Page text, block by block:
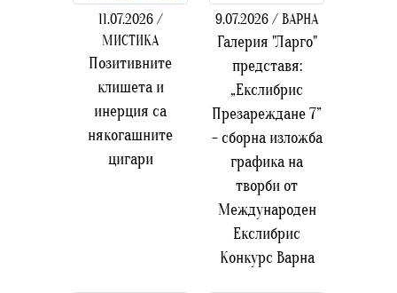
11.07.2026 /
МИСТИКА
Позитивните
клишета и
инерция са
някогашните
цигари
9.07.2026 / ВАРНА
Галерия "Ларго"
представя:
„Екслибрис
Презареждане 7”
- сборна изложба
графика на
творби от
Международен
Екслибрис
Конкурс Варна